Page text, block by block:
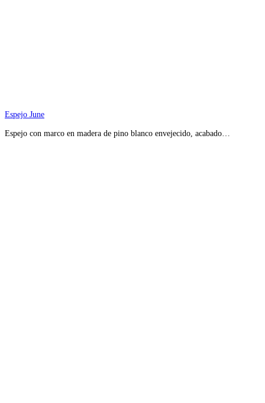
Espejo June
Espejo con marco en madera de pino blanco envejecido, acabado…